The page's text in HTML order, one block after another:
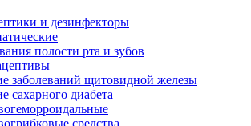
и дезинфекторы
полости рта и зубов
заболеваний щитовидной железы
сахарного диабета
средства